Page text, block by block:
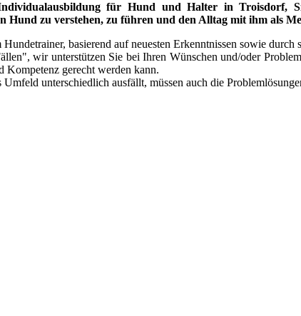
für Hund und Halter in Troisdorf,
zu verstehen, zu führen und den Alltag mit ihm als
basierend auf neuesten Erkenntnissen sowie durch
wir unterstützen Sie bei Ihren Wünschen und/oder
Kompetenz gerecht werden kann.
unterschiedlich ausfällt, müssen auch die